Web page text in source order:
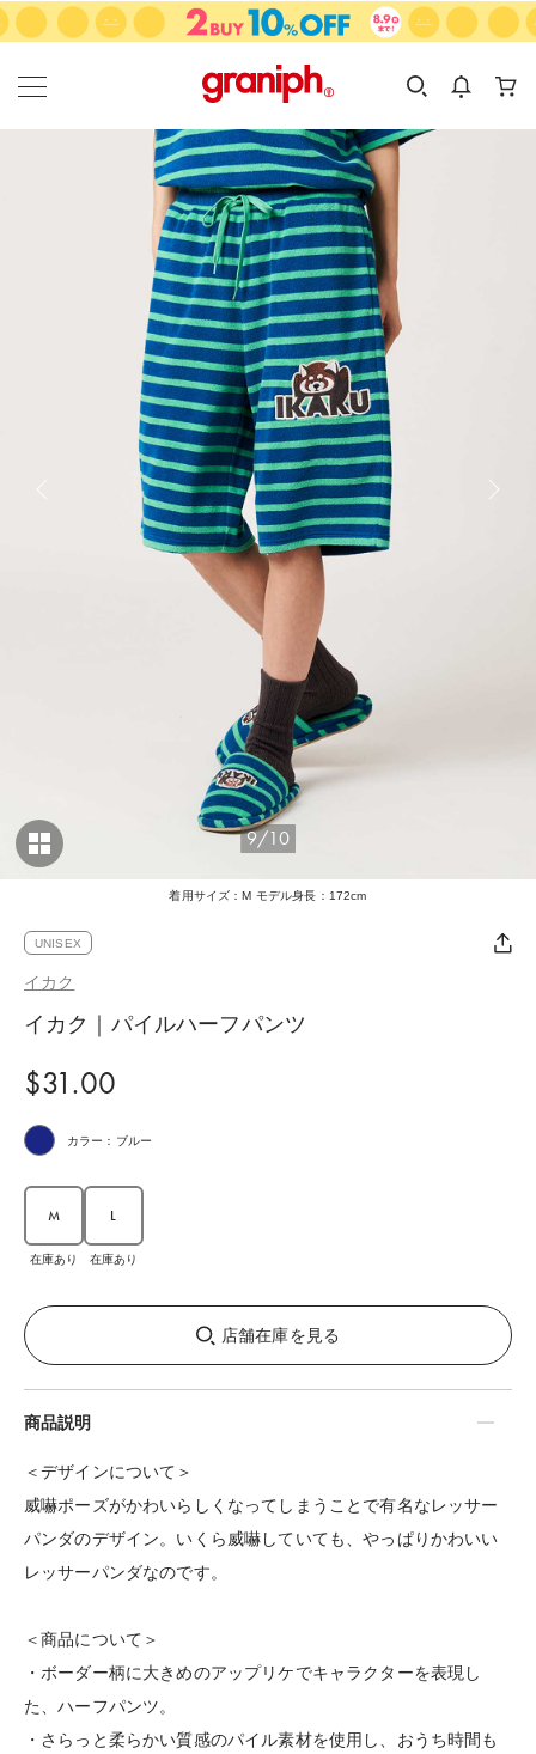
カテゴリーから探す
KIDS
カテゴリ
サイズ
着用サイズ：M モデル身長：172cm
9/10
UNISEX
イカク
イカク｜パイルハーフパンツ
$‌31.00
カラー：ブルー
M
在庫あり
L
在庫あり
店舗在庫を見る
商品説明
＜デザインについて＞
威嚇ポーズがかわいらしくなってしまうことで有名なレッサー
パンダのデザイン。いくら威嚇していても、やっぱりかわいい
レッサーパンダなのです。
＜商品について＞
・ボーダー柄に大きめのアップリケでキャラクターを表現し
た、ハーフパンツ。
・さらっと柔らかい質感のパイル素材を使用し、おうち時間も